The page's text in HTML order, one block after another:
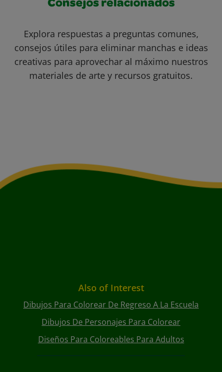
Consejos relacionados
Explora respuestas a preguntas comunes,
consejos útiles para eliminar manchas e ideas
creativas para aprovechar al máximo nuestros
materiales de arte y recursos gratuitos.
Also of Interest
Dibujos Para Colorear De Regreso A La Escuela
Dibujos De Personajes Para Colorear
Diseños Para Coloreables Para Adultos